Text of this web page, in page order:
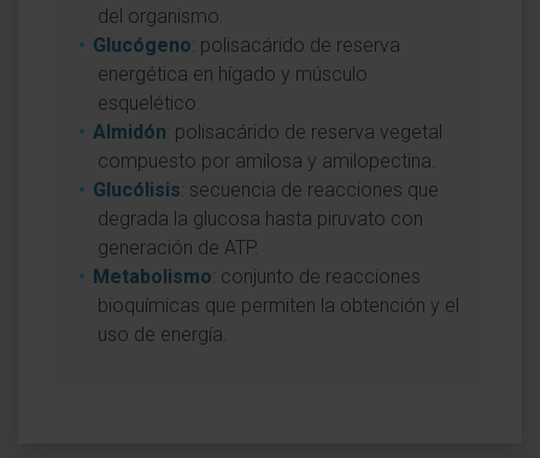
del organismo.
Glucógeno: polisacárido de reserva
energética en hígado y músculo
esquelético.
Almidón: polisacárido de reserva vegetal
compuesto por amilosa y amilopectina.
Glucólisis: secuencia de reacciones que
degrada la glucosa hasta piruvato con
generación de ATP.
Metabolismo: conjunto de reacciones
bioquímicas que permiten la obtención y el
uso de energía.